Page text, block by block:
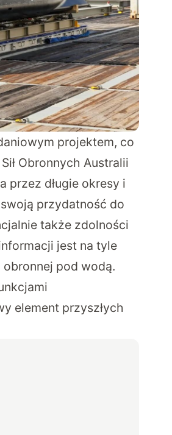
projektem, co
Obronnych Australii
przez długie okresy i
przydatność do
także zdolności
jest na tyle
pod wodą.
element przyszłych